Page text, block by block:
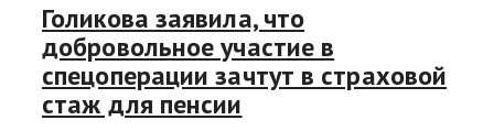
Голикова заявила, что
добровольное участие в
спецоперации зачтут в страховой
стаж для пенсии